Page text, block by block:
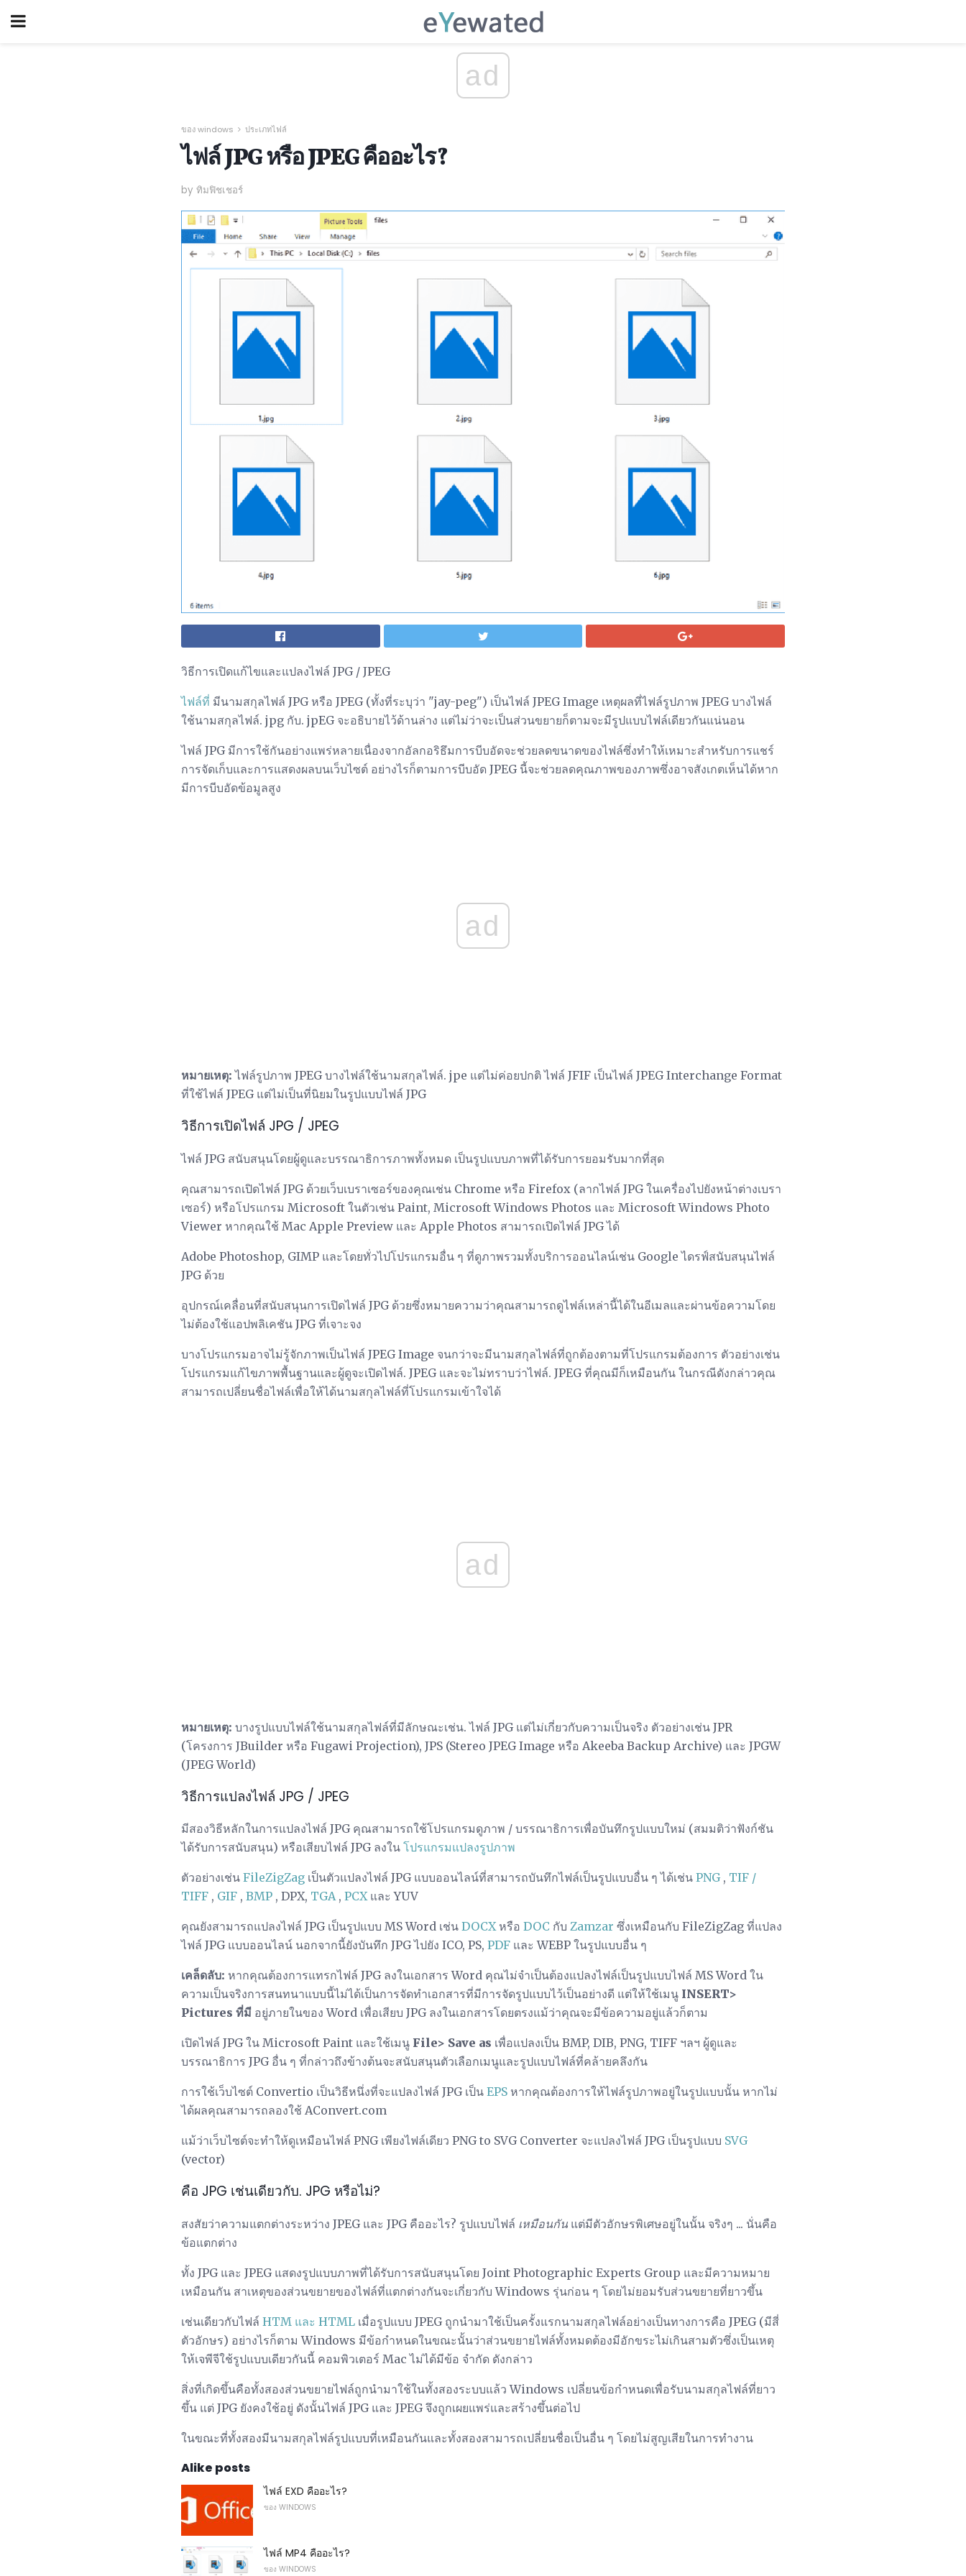
ad
ของ windows ประเภทไฟล์
ไฟล์ JPG หรือ JPEG คืออะไร?
by ทิมฟิชเชอร์
วิธีการเปิดแก้ไขและแปลงไฟล์ JPG / JPEG
ไฟล์ที่ มีนามสกุลไฟล์ JPG หรือ JPEG (ทั้งที่ระบุว่า "jay-peg") เป็นไฟล์ JPEG Image เหตุผลที่ไฟล์รูปภาพ JPEG บางไฟล์
ใช้นามสกุลไฟล์. jpg กับ. jpEG จะอธิบายไว้ด้านล่าง แต่ไม่ว่าจะเป็นส่วนขยายก็ตามจะมีรูปแบบไฟล์เดียวกันแน่นอน
ไฟล์ JPG มีการใช้กันอย่างแพร่หลายเนื่องจากอัลกอริธึมการบีบอัดจะช่วยลดขนาดของไฟล์ซึ่งทำให้เหมาะสำหรับการแชร์
การจัดเก็บและการแสดงผลบนเว็บไซต์ อย่างไรก็ตามการบีบอัด JPEG นี้จะช่วยลดคุณภาพของภาพซึ่งอาจสังเกตเห็นได้หาก
มีการบีบอัดข้อมูลสูง
ad
หมายเหตุ: ไฟล์รูปภาพ JPEG บางไฟล์ใช้นามสกุลไฟล์. jpe แต่ไม่ค่อยปกติ ไฟล์ JFIF เป็นไฟล์ JPEG Interchange Format
ที่ใช้ไฟล์ JPEG แต่ไม่เป็นที่นิยมในรูปแบบไฟล์ JPG
วิธีการเปิดไฟล์ JPG / JPEG
ไฟล์ JPG สนับสนุนโดยผู้ดูและบรรณาธิการภาพทั้งหมด เป็นรูปแบบภาพที่ได้รับการยอมรับมากที่สุด
คุณสามารถเปิดไฟล์ JPG ด้วยเว็บเบราเซอร์ของคุณเช่น Chrome หรือ Firefox (ลากไฟล์ JPG ในเครื่องไปยังหน้าต่างเบรา
เซอร์) หรือโปรแกรม Microsoft ในตัวเช่น Paint, Microsoft Windows Photos และ Microsoft Windows Photo
Viewer หากคุณใช้ Mac Apple Preview และ Apple Photos สามารถเปิดไฟล์ JPG ได้
Adobe Photoshop, GIMP และโดยทั่วไปโปรแกรมอื่น ๆ ที่ดูภาพรวมทั้งบริการออนไลน์เช่น Google ไดรฟ์สนับสนุนไฟล์
JPG ด้วย
อุปกรณ์เคลื่อนที่สนับสนุนการเปิดไฟล์ JPG ด้วยซึ่งหมายความว่าคุณสามารถดูไฟล์เหล่านี้ได้ในอีเมลและผ่านข้อความโดย
ไม่ต้องใช้แอปพลิเคชัน JPG ที่เจาะจง
บางโปรแกรมอาจไม่รู้จักภาพเป็นไฟล์ JPEG Image จนกว่าจะมีนามสกุลไฟล์ที่ถูกต้องตามที่โปรแกรมต้องการ ตัวอย่างเช่น
โปรแกรมแก้ไขภาพพื้นฐานและผู้ดูจะเปิดไฟล์. JPEG และจะไม่ทราบว่าไฟล์. JPEG ที่คุณมีก็เหมือนกัน ในกรณีดังกล่าวคุณ
สามารถเปลี่ยนชื่อไฟล์เพื่อให้ได้นามสกุลไฟล์ที่โปรแกรมเข้าใจได้
ad
หมายเหตุ: บางรูปแบบไฟล์ใช้นามสกุลไฟล์ที่มีลักษณะเช่น. ไฟล์ JPG แต่ไม่เกี่ยวกับความเป็นจริง ตัวอย่างเช่น JPR
(โครงการ JBuilder หรือ Fugawi Projection), JPS (Stereo JPEG Image หรือ Akeeba Backup Archive) และ JPGW
(JPEG World)
วิธีการแปลงไฟล์ JPG / JPEG
มีสองวิธีหลักในการแปลงไฟล์ JPG คุณสามารถใช้โปรแกรมดูภาพ / บรรณาธิการเพื่อบันทึกรูปแบบใหม่ (สมมติว่าฟังก์ชัน
ได้รับการสนับสนุน) หรือเสียบไฟล์ JPG ลงใน โปรแกรมแปลงรูปภาพ
ตัวอย่างเช่น FileZigZag เป็นตัวแปลงไฟล์ JPG แบบออนไลน์ที่สามารถบันทึกไฟล์เป็นรูปแบบอื่น ๆ ได้เช่น PNG , TIF /
TIFF , GIF , BMP , DPX, TGA, PCXและ YUV
คุณยังสามารถแปลงไฟล์ JPG เป็นรูปแบบ MS Word เช่น DOCXหรือ DOC กับ Zamzar ซึ่งเหมือนกับ FileZigZag ที่แปลง
ไฟล์ JPG แบบออนไลน์ นอกจากนี้ยังบันทึก JPG ไปยัง ICO, PS, PDF และ WEBP ในรูปแบบอื่น ๆ
เคล็ดลับ: หากคุณต้องการแทรกไฟล์ JPG ลงในเอกสาร Word คุณไม่จำเป็นต้องแปลงไฟล์เป็นรูปแบบไฟล์ MS Word ใน
ความเป็นจริงการสนทนาแบบนี้ไม่ได้เป็นการจัดทำเอกสารที่มีการจัดรูปแบบไว้เป็นอย่างดี แต่ให้ใช้เมนู INSERT>
Pictures ที่มี อยู่ภายในของ Word เพื่อเสียบ JPG ลงในเอกสารโดยตรงแม้ว่าคุณจะมีข้อความอยู่แล้วก็ตาม
เปิดไฟล์ JPG ใน Microsoft Paint และใช้เมนู File> Save as เพื่อแปลงเป็น BMP, DIB, PNG, TIFF ฯลฯ ผู้ดูและ
บรรณาธิการ JPG อื่น ๆ ที่กล่าวถึงข้างต้นจะสนับสนุนตัวเลือกเมนูและรูปแบบไฟล์ที่คล้ายคลึงกัน
การใช้เว็บไซต์ Convertio เป็นวิธีหนึ่งที่จะแปลงไฟล์ JPG เป็น EPS หากคุณต้องการให้ไฟล์รูปภาพอยู่ในรูปแบบนั้น หากไม่
ได้ผลคุณสามารถลองใช้ AConvert.com
แม้ว่าเว็บไซต์จะทำให้ดูเหมือนไฟล์ PNG เพียงไฟล์เดียว PNG to SVG Converter จะแปลงไฟล์ JPG เป็นรูปแบบ SVG
(vector)
คือ JPG เช่นเดียวกับ. JPG หรือไม่?
สงสัยว่าความแตกต่างระหว่าง JPEG และ JPG คืออะไร? รูปแบบไฟล์ เหมือนกัน แต่มีตัวอักษรพิเศษอยู่ในนั้น จริงๆ ... นั่นคือ
ข้อแตกต่าง
ทั้ง JPG และ JPEG แสดงรูปแบบภาพที่ได้รับการสนับสนุนโดย Joint Photographic Experts Group และมีความหมาย
เหมือนกัน สาเหตุของส่วนขยายของไฟล์ที่แตกต่างกันจะเกี่ยวกับ Windows รุ่นก่อน ๆ โดยไม่ยอมรับส่วนขยายที่ยาวขึ้น
เช่นเดียวกับไฟล์ HTM และ HTML เมื่อรูปแบบ JPEG ถูกนำมาใช้เป็นครั้งแรกนามสกุลไฟล์อย่างเป็นทางการคือ JPEG (มีสี่
ตัวอักษร) อย่างไรก็ตาม Windows มีข้อกำหนดในขณะนั้นว่าส่วนขยายไฟล์ทั้งหมดต้องมีอักขระไม่เกินสามตัวซึ่งเป็นเหตุ
ให้เจพีจีใช้รูปแบบเดียวกันนี้ คอมพิวเตอร์ Mac ไม่ได้มีข้อ จำกัด ดังกล่าว
สิ่งที่เกิดขึ้นคือทั้งสองส่วนขยายไฟล์ถูกนำมาใช้ในทั้งสองระบบแล้ว Windows เปลี่ยนข้อกำหนดเพื่อรับนามสกุลไฟล์ที่ยาว
ขึ้น แต่ JPG ยังคงใช้อยู่ ดังนั้นไฟล์ JPG และ JPEG จึงถูกเผยแพร่และสร้างขึ้นต่อไป
ในขณะที่ทั้งสองมีนามสกุลไฟล์รูปแบบที่เหมือนกันและทั้งสองสามารถเปลี่ยนชื่อเป็นอื่น ๆ โดยไม่สูญเสียในการทำงาน
Alike posts
ไฟล์ EXD คืออะไร?
ของ WINDOWS
ไฟล์ MP4 คืออะไร?
ของ WINDOWS